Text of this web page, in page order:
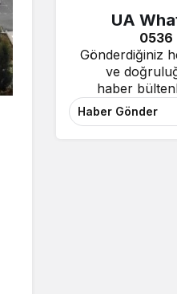
UA
0536
Gönderdiğiniz
ve
haber
Haber Gönder